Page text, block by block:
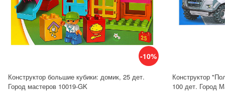
-10%
Конструктор большие кубики: домик, 25 дет.
Город мастеров 10019-GK
Конструктор
100 дет. Город